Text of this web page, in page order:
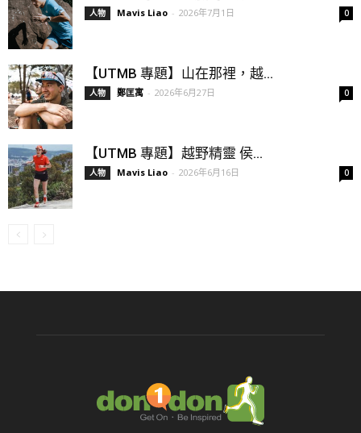
人物 Mavis Liao - 2026年7月1日 0
【UTMB 專題】山在那裡，越...
人物 鄭匡寓 - 2026年6月27日 0
【UTMB 專題】越野精靈 侯...
人物 Mavis Liao - 2026年6月16日 0